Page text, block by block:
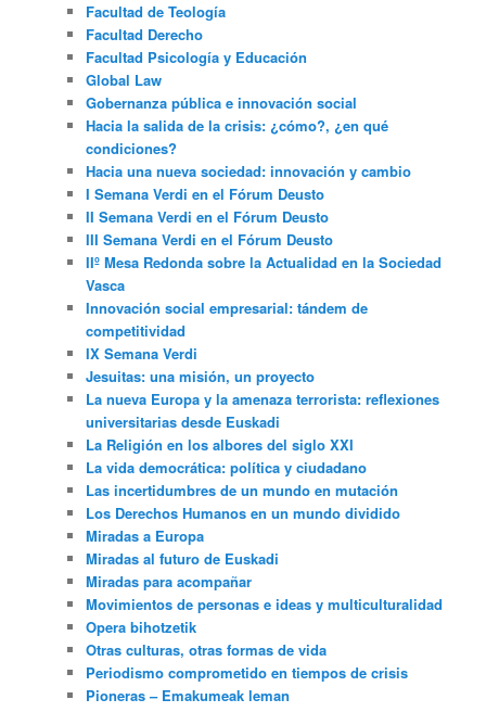
Facultad de Teología
Facultad Derecho
Facultad Psicología y Educación
Global Law
Gobernanza pública e innovación social
Hacia la salida de la crisis: ¿cómo?, ¿en qué
condiciones?
Hacia una nueva sociedad: innovación y cambio
I Semana Verdi en el Fórum Deusto
II Semana Verdi en el Fórum Deusto
III Semana Verdi en el Fórum Deusto
IIº Mesa Redonda sobre la Actualidad en la Sociedad
Vasca
Innovación social empresarial: tándem de
competitividad
IX Semana Verdi
Jesuitas: una misión, un proyecto
La nueva Europa y la amenaza terrorista: reflexiones
universitarias desde Euskadi
La Religión en los albores del siglo XXI
La vida democrática: política y ciudadano
Las incertidumbres de un mundo en mutación
Los Derechos Humanos en un mundo dividido
Miradas a Europa
Miradas al futuro de Euskadi
Miradas para acompañar
Movimientos de personas e ideas y multiculturalidad
Opera bihotzetik
Otras culturas, otras formas de vida
Periodismo comprometido en tiempos de crisis
Pioneras – Emakumeak leman